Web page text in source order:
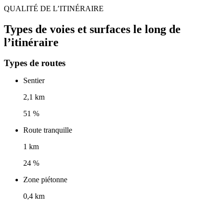
QUALITÉ DE L’ITINÉRAIRE
Types de voies et surfaces le long de
l’itinéraire
Types de routes
Sentier
2,1 km
51 %
Route tranquille
1 km
24 %
Zone piétonne
0,4 km